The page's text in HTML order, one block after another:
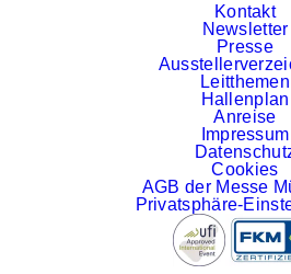
Kontakt
Newsletter
Presse
Leitthemen
Hallenplan
Anreise
Impressum
Cookies
AGB der Messe
Privatsphäre-